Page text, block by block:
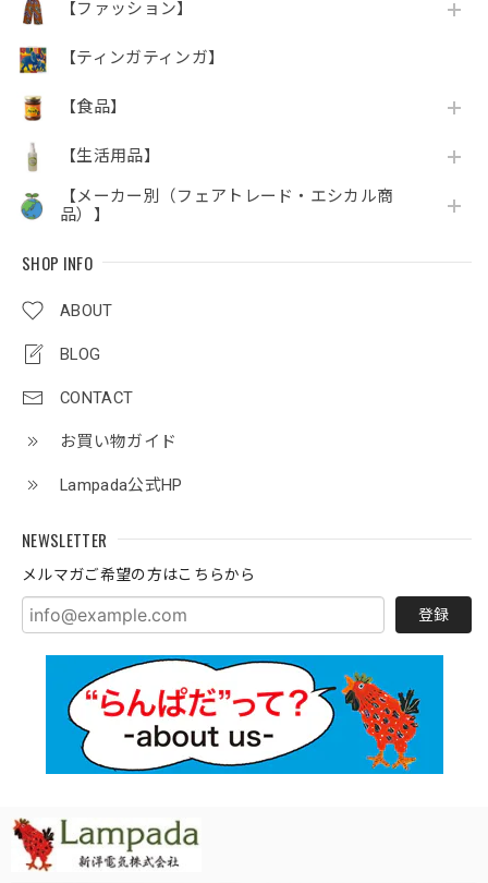
【ファッション】
【ティンガティンガ】
【食品】
【生活用品】
【メーカー別（フェアトレード・エシカル商
品）】
SHOP INFO
ABOUT
BLOG
CONTACT
お買い物ガイド
Lampada公式HP
NEWSLETTER
メルマガご希望の方はこちらから
登録